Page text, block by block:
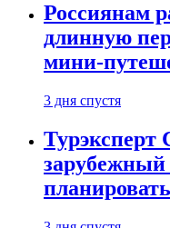
Россиянам
длинную
мини-
3 дня спустя
Турэксперт
зарубежный